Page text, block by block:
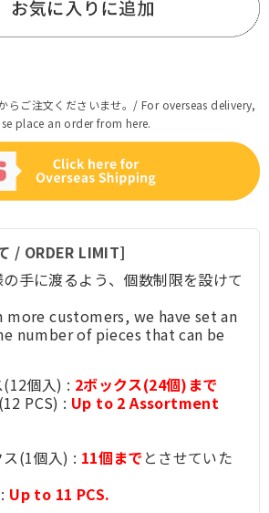
らご注文くださいませ。/ For overseas delivery,
place an order from here.
/ ORDER LIMIT]
手に渡るよう、個数制限を設けて
more customers, we have set an
number of pieces that can be
個入) : 2ボックス(24個)まで
PCS) : Up to 2 Assortment
(1個入) : 11個まで とさせていた
Up to 11 PCS.